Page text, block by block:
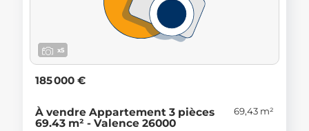
x5
185 000 €
À vendre Appartement 3 pièces
69.43 m² - Valence 26000
69,43 m²